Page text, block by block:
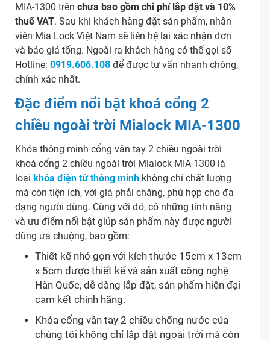
MIA-1300 trên chưa bao gồm chi phí lắp đặt và 10%
thuế VAT. Sau khi khách hàng đặt sản phẩm, nhân
viên Mia Lock Việt Nam sẽ liên hệ lại xác nhận đơn
và báo giá tổng. Ngoài ra khách hàng có thể gọi số
Hotline: 0919.606.108 để được tư vấn nhanh chóng,
chính xác nhất.
Đặc điểm nổi bật khoá cổng 2
chiều ngoài trời Mialock MIA-1300
Khóa thông minh cổng vân tay 2 chiều ngoài trời
khoá cổng 2 chiều ngoài trời Mialock MIA-1300 là
loại khóa điện tử thông minh không chỉ chất lượng
mà còn tiện ích, với giá phải chăng, phù hợp cho đa
dạng người dùng. Cùng với đó, có những tính năng
và ưu điểm nổi bật giúp sản phẩm này được người
dùng ưa chuộng, bao gồm:
Thiết kế nhỏ gọn với kích thước 15cm x 13cm
x 5cm được thiết kế và sản xuất công nghệ
Hàn Quốc, dễ dàng lắp đặt, sản phẩm hiện đại
cam kết chính hãng.
Khóa cổng vân tay 2 chiều chống nước của
chúng tôi không chỉ lắp đặt ngoài trời mà còn